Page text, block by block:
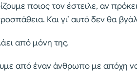
ποιος τον έστειλε, αν
Και γι’ αυτό δεν θα
από μόνη της.
από έναν άνθρωπο με απόχη